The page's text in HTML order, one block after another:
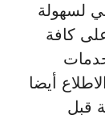
لسهولة
كافة
أيضا
قبل